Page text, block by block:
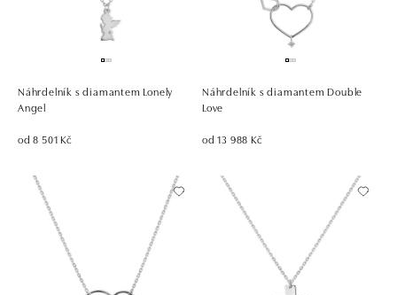
Náhrdelník s diamantem Lonely
Angel
od 8 501 Kč
Náhrdelník s diamantem Double
Love
od 13 988 Kč